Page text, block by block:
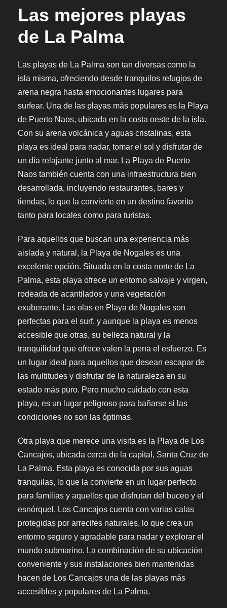
Las mejores playas
de La Palma
Las playas de La Palma son tan diversas como la
isla misma, ofreciendo desde tranquilos refugios de
arena negra hasta emocionantes lugares para
surfear. Una de las playas más populares es la Playa
de Puerto Naos, ubicada en la costa oeste de la isla.
Con su arena volcánica y aguas cristalinas, esta
playa es ideal para nadar, tomar el sol y disfrutar de
un día relajante junto al mar. La Playa de Puerto
Naos también cuenta con una infraestructura bien
desarrollada, incluyendo restaurantes, bares y
tiendas, lo que la convierte en un destino favorito
tanto para locales como para turistas.
Para aquellos que buscan una experiencia más
aislada y natural, la Playa de Nogales es una
excelente opción. Situada en la costa norte de La
Palma, esta playa ofrece un entorno salvaje y virgen,
rodeada de acantilados y una vegetación
exuberante. Las olas en Playa de Nogales son
perfectas para el surf, y aunque la playa es menos
accesible que otras, su belleza natural y la
tranquilidad que ofrece valen la pena el esfuerzo. Es
un lugar ideal para aquellos que desean escapar de
las multitudes y disfrutar de la naturaleza en su
estado más puro. Pero mucho cuidado con esta
playa, es un lugar peligroso para bañarse si las
condiciones no son las óptimas.
Otra playa que merece una visita es la Playa de Los
Cancajos, ubicada cerca de la capital, Santa Cruz de
La Palma. Esta playa es conocida por sus aguas
tranquilas, lo que la convierte en un lugar perfecto
para familias y aquellos que disfrutan del buceo y el
esnórquel. Los Cancajos cuenta con varias calas
protegidas por arrecifes naturales, lo que crea un
entorno seguro y agradable para nadar y explorar el
mundo submarino. La combinación de su ubicación
conveniente y sus instalaciones bien mantenidas
hacen de Los Cancajos una de las playas más
accesibles y populares de La Palma.